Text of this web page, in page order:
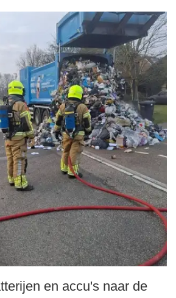
en accu's naar de